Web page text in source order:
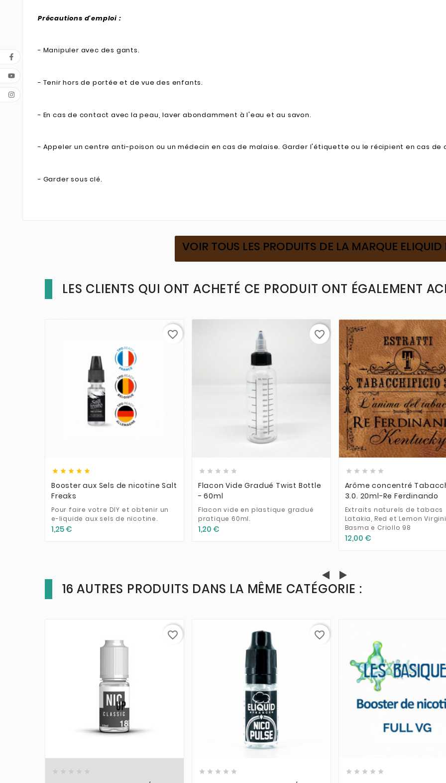
Précautions d'emploi :
- Manipuler avec des gants.
- Tenir hors de portée et de vue des enfants.
- En cas de contact avec la peau, laver abondamment à l'eau et au savon.
- Appeler un centre anti-poison ou un médecin en cas de malaise. Garder l'étiquette ou le récipient en cas de
- Garder sous clé.
VOIR TOUS LES PRODUITS DE LA MARQUE ELIQUID
LES CLIENTS QUI ONT ACHETÉ CE PRODUIT ONT ÉGALEMENT
    
Booster aux Sels de nicotine Salt
Freaks
Pour faire votre DIY et obtenir un
e-liquide aux sels de nicotine.
1,25 €
favorite_border
    
Flacon Vide Gradué Twist Bottle
- 60ml
Flacon vide en plastique gradué
pratique 60ml.
1,20 €
favorite_border
  
    
Arôme concentré
3.0. 20ml-Re Ferdinando
Extraits naturels de tabacs
Latakia, Red et Lemon
Basma e Criollo 98
12,00 €
16 AUTRES PRODUITS DANS LA MÊME CATÉGORIE :
favorite_border

    
favorite_border
    